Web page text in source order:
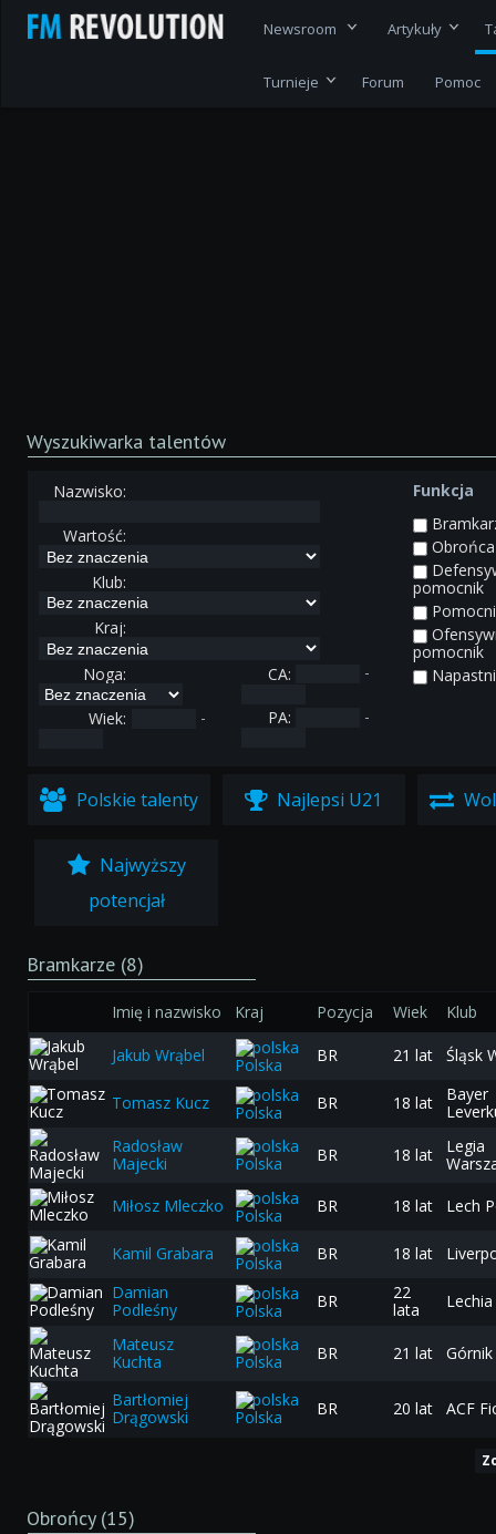
Newsroom Artykuły
Turnieje Forum Pomoc
Wyszukiwarka talentów
Nazwisko:
Wartość:
Klub:
Kraj:
Noga:
Wiek: -
CA: -
PA: -
Funkcja
Obrońca
pomocnik
pomocnik
Polskie talenty Najlepsi U21
Najwyższy
potencjał
Bramkarze (8)
Imię i nazwisko Kraj Pozycja Wiek Klub
Jakub Wrąbel Polska BR 21 lat Śląsk
Tomasz Kucz Polska BR 18 lat
Bayer
Radosław
Majecki
Polska BR 18 lat
Legia
Miłosz Mleczko
Polska BR 18 lat Lech
Kamil Grabara Polska BR 18 lat
Damian
Podleśny
Polska BR
22
lata
Mateusz
Kuchta
Polska BR 21 lat
Bartłomiej
Drągowski
Polska BR 20 lat ACF
Obrońcy (15)